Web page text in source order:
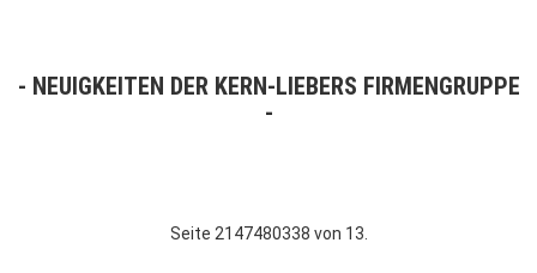
NEUIGKEITEN DER KERN-LIEBERS FIRMENGRUPPE
Seite 2147480338 von 13.